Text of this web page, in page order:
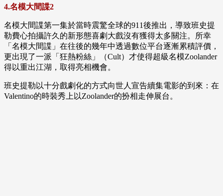
4.名模大間諜2
名模大間諜第一集於當時震驚全球的911後推出，導致班史提
勒費心拍攝許久的新形態喜劇大戲沒有獲得太多關注。所幸
「名模大間諜」在往後的幾年中透過數位平台逐漸累積評價，
更出現了一派「狂熱粉絲」（Cult）才使得超級名模Zoolander
得以重出江湖，取得亮相機會。
班史提勒以十分戲劇化的方式向世人宣告續集電影的到來：在
Valentino的時裝秀上以Zoolander的扮相走伸展台。